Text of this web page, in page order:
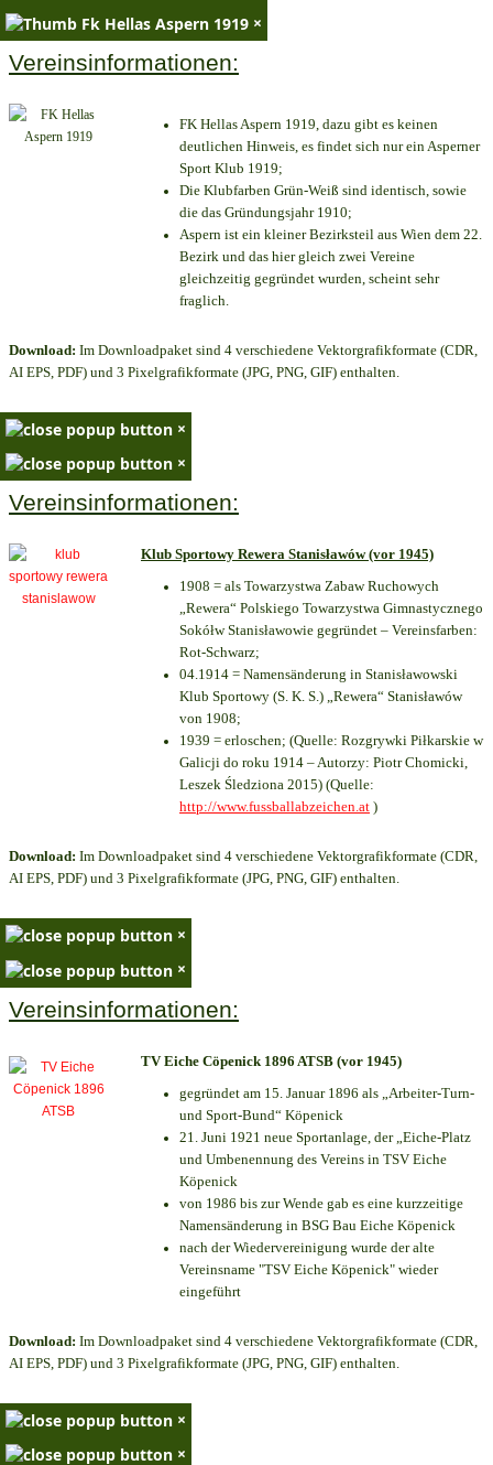
×
Vereinsinformationen:
FK Hellas Aspern 1919, dazu gibt es keinen
deutlichen Hinweis, es findet sich nur ein Asperner
Sport Klub 1919;
Die Klubfarben Grün-Weiß sind identisch, sowie
die das Gründungsjahr 1910;
Aspern ist ein kleiner Bezirksteil aus Wien dem 22.
Bezirk und das hier gleich zwei Vereine
gleichzeitig gegründet wurden, scheint sehr
fraglich.
Download: Im Downloadpaket sind 4 verschiedene Vektorgrafikformate (CDR,
AI EPS, PDF) und 3 Pixelgrafikformate (JPG, PNG, GIF) enthalten.
×
×
Vereinsinformationen:
Klub Sportowy Rewera Stanisławów (vor 1945)
1908 = als Towarzystwa Zabaw Ruchowych
„Rewera“ Polskiego Towarzystwa Gimnastycznego
Sokółw Stanisławowie gegründet – Vereinsfarben:
Rot-Schwarz;
04.1914 = Namensänderung in Stanisławowski
Klub Sportowy (S. K. S.) „Rewera“ Stanisławów
von 1908;
1939 = erloschen; (Quelle: Rozgrywki Piłkarskie w
Galicji do roku 1914 – Autorzy: Piotr Chomicki,
Leszek Śledziona 2015) (Quelle:
http://www.fussballabzeichen.at )
Download: Im Downloadpaket sind 4 verschiedene Vektorgrafikformate (CDR,
AI EPS, PDF) und 3 Pixelgrafikformate (JPG, PNG, GIF) enthalten.
×
×
Vereinsinformationen:
TV Eiche Cöpenick 1896 ATSB (vor 1945)
gegründet am 15. Januar 1896 als „Arbeiter-Turn-
und Sport-Bund“ Köpenick
21. Juni 1921 neue Sportanlage, der „Eiche-Platz
und Umbenennung des Vereins in TSV Eiche
Köpenick
von 1986 bis zur Wende gab es eine kurzzeitige
Namensänderung in BSG Bau Eiche Köpenick
nach der Wiedervereinigung wurde der alte
Vereinsname "TSV Eiche Köpenick" wieder
eingeführt
Download: Im Downloadpaket sind 4 verschiedene Vektorgrafikformate (CDR,
AI EPS, PDF) und 3 Pixelgrafikformate (JPG, PNG, GIF) enthalten.
×
×